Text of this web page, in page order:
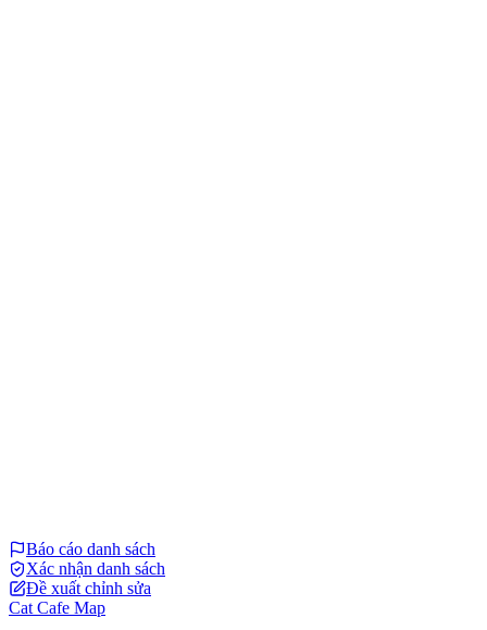
Báo cáo danh sách
Xác nhận danh sách
Đề xuất chỉnh sửa
Cat Cafe Map